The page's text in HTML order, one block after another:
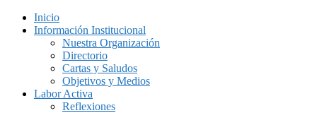
Inicio
Información Institucional
Nuestra Organización
Directorio
Cartas y Saludos
Objetivos y Medios
Labor Activa
Reflexiones